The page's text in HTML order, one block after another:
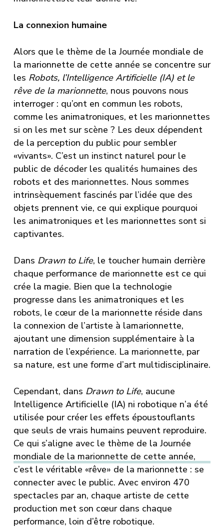
La connexion humaine
Alors que le thème de la Journée mondiale de
la marionnette de cette année se concentre sur
les Robots, l’Intelligence Artificielle (IA) et le
rêve de la marionnette, nous pouvons nous
interroger : qu’ont en commun les robots,
comme les animatroniques, et les marionnettes
si on les met sur scène ? Les deux dépendent
de la perception du public pour sembler
«vivants». C’est un instinct naturel pour le
public de décoder les qualités humaines des
robots et des marionnettes. Nous sommes
intrinsèquement fascinés par l’idée que des
objets prennent vie, ce qui explique pourquoi
les animatroniques et les marionnettes sont si
captivantes.
Dans Drawn to Life, le toucher humain derrière
chaque performance de marionnette est ce qui
crée la magie. Bien que la technologie
progresse dans les animatroniques et les
robots, le cœur de la marionnette réside dans
la connexion de l’artiste à lamarionnette,
ajoutant une dimension supplémentaire à la
narration de l’expérience. La marionnette, par
sa nature, est une forme d’art multidisciplinaire.
Cependant, dans Drawn to Life, aucune
Intelligence Artificielle (IA) ni robotique n’a été
utilisée pour créer les effets époustouflants
que seuls de vrais humains peuvent reproduire.
Ce qui s’aligne avec le thème de la Journée
mondiale de la marionnette de cette année,
c’est le véritable «rêve» de la marionnette : se
connecter avec le public. Avec environ 470
spectacles par an, chaque artiste de cette
production met son cœur dans chaque
performance, loin d’être robotique.